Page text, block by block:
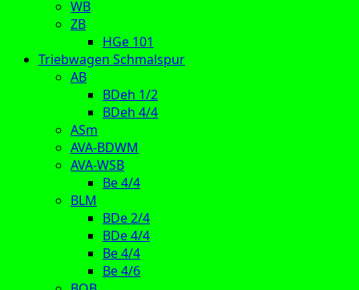
WB
ZB
HGe 101
Triebwagen Schmalspur
AB
BDeh 1/2
BDeh 4/4
ASm
AVA-BDWM
AVA-WSB
Be 4/4
BLM
BDe 2/4
BDe 4/4
Be 4/4
Be 4/6